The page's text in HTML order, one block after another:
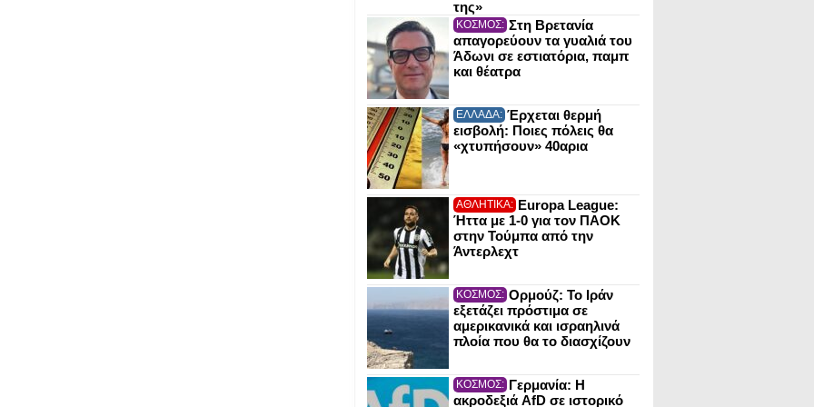
της»
ΚΟΣΜΟΣ: Στη Βρετανία
απαγορεύουν τα γυαλιά του
Άδωνι σε εστιατόρια, παμπ
και θέατρα
ΕΛΛΑΔΑ: Έρχεται θερμή
εισβολή: Ποιες πόλεις θα
«χτυπήσουν» 40αρια
ΑΘΛΗΤΙΚΑ: Europa League:
Ήττα με 1-0 για τον ΠΑΟΚ
στην Τούμπα από την
Άντερλεχτ
ΚΟΣΜΟΣ: Ορμούζ: Το Ιράν
εξετάζει πρόστιμα σε
αμερικανικά και ισραηλινά
πλοία που θα το διασχίζουν
ΚΟΣΜΟΣ: Γερμανία: Η
ακροδεξιά AfD σε ιστορικό